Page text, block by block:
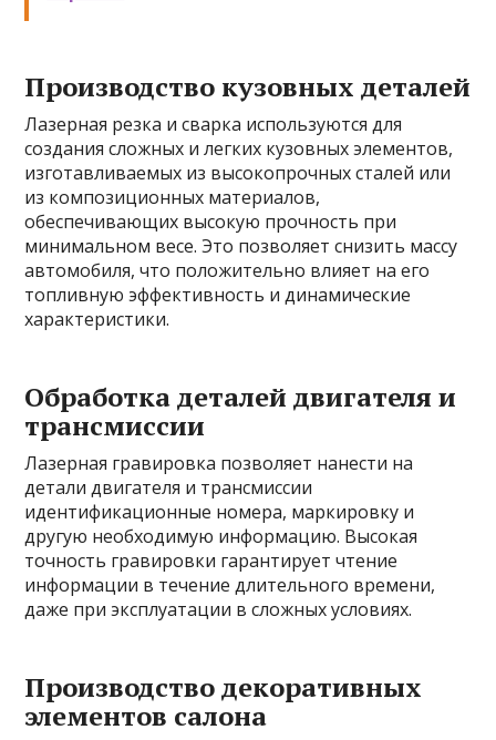
Производство кузовных деталей
Лазерная резка и сварка используются для
создания сложных и легких кузовных элементов,
изготавливаемых из высокопрочных сталей или
из композиционных материалов,
обеспечивающих высокую прочность при
минимальном весе. Это позволяет снизить массу
автомобиля, что положительно влияет на его
топливную эффективность и динамические
характеристики.
Обработка деталей двигателя и
трансмиссии
Лазерная гравировка позволяет нанести на
детали двигателя и трансмиссии
идентификационные номера, маркировку и
другую необходимую информацию. Высокая
точность гравировки гарантирует чтение
информации в течение длительного времени,
даже при эксплуатации в сложных условиях.
Производство декоративных
элементов салона